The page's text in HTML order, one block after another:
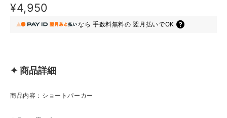
¥4,950
なら 手数料無料の 翌月払いでOK
✦ 商品詳細
商品内容：ショートパーカー